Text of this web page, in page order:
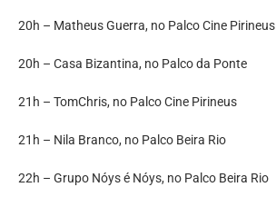
20h – Matheus Guerra, no Palco Cine Pirineus
20h – Casa Bizantina, no Palco da Ponte
21h – TomChris, no Palco Cine Pirineus
21h – Nila Branco, no Palco Beira Rio
22h – Grupo Nóys é Nóys, no Palco Beira Rio